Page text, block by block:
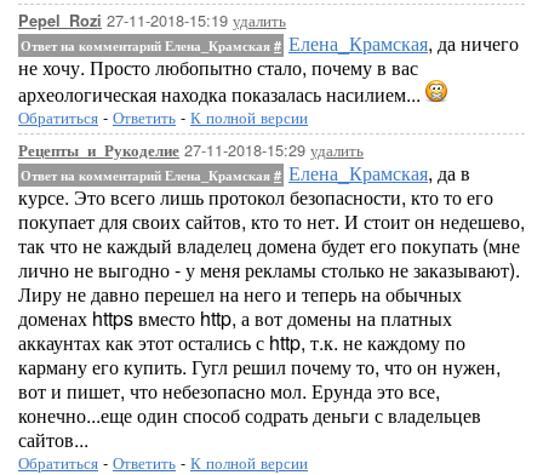
Pepel_Rozi 27-11-2018-15:19 удалить
Ответ на комментарий Елена_Крамская # Елена_Крамская, да ничего
не хочу. Просто любопытно стало, почему в вас
археологическая находка показалась насилием...
Обратиться - Ответить - К полной версии
Рецепты_и_Рукоделие 27-11-2018-15:29 удалить
Ответ на комментарий Елена_Крамская # Елена_Крамская, да в
курсе. Это всего лишь протокол безопасности, кто то его
покупает для своих сайтов, кто то нет. И стоит он недешево,
так что не каждый владелец домена будет его покупать (мне
лично не выгодно - у меня рекламы столько не заказывают).
Лиру не давно перешел на него и теперь на обычных
доменах https вместо http, а вот домены на платных
аккаунтах как этот остались с http, т.к. не каждому по
карману его купить. Гугл решил почему то, что он нужен,
вот и пишет, что небезопасно мол. Ерунда это все,
конечно...еще один способ содрать деньги с владельцев
сайтов...
Обратиться - Ответить - К полной версии